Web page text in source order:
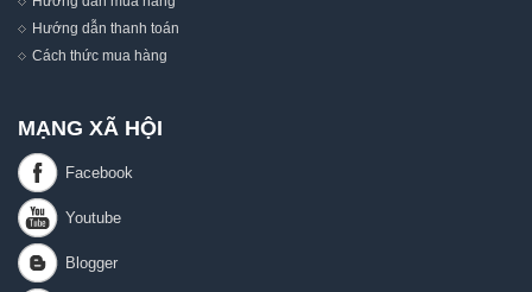
Hướng dẫn thanh toán
Cách thức mua hàng
MẠNG XÃ HỘI